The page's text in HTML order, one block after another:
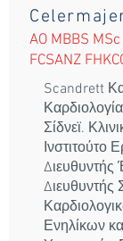
AO MBBS
FCSANZ
Scandrett
Σίδνεϊ.
Ινστιτούτο
Διευθυντής
Διευθυντής
Ενηλίκων